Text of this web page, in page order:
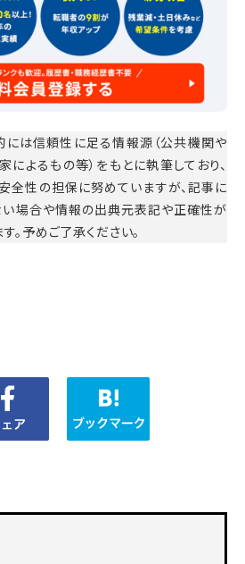
には信頼性に足る情報源（公共機関や
によるもの等）をもとに執筆しており、
全性の担保に努めていますが、記事に
い場合や情報の出典元表記や正確性が
。予めご了承ください。